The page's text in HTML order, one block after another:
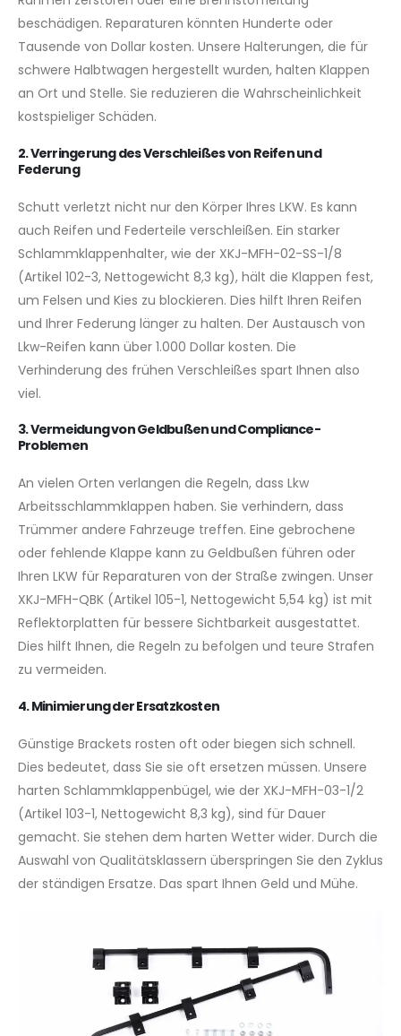
beschädigen. Reparaturen könnten Hunderte oder
Tausende von Dollar kosten. Unsere Halterungen, die für
schwere Halbtwagen hergestellt wurden, halten Klappen
an Ort und Stelle. Sie reduzieren die Wahrscheinlichkeit
kostspieliger Schäden.
2. Verringerung des Verschleißes von Reifen und
Federung
Schutt verletzt nicht nur den Körper Ihres LKW. Es kann
auch Reifen und Federteile verschleißen. Ein starker
Schlammklappenhalter, wie der XKJ-MFH-02-SS-1/8
(Artikel 102-3, Nettogewicht 8,3 kg), hält die Klappen fest,
um Felsen und Kies zu blockieren. Dies hilft Ihren Reifen
und Ihrer Federung länger zu halten. Der Austausch von
Lkw-Reifen kann über 1.000 Dollar kosten. Die
Verhinderung des frühen Verschleißes spart Ihnen also
viel.
3. Vermeidung von Geldbußen und Compliance-
Problemen
An vielen Orten verlangen die Regeln, dass Lkw
Arbeitsschlammklappen haben. Sie verhindern, dass
Trümmer andere Fahrzeuge treffen. Eine gebrochene
oder fehlende Klappe kann zu Geldbußen führen oder
Ihren LKW für Reparaturen von der Straße zwingen. Unser
XKJ-MFH-QBK (Artikel 105-1, Nettogewicht 5,54 kg) ist mit
Reflektorplatten für bessere Sichtbarkeit ausgestattet.
Dies hilft Ihnen, die Regeln zu befolgen und teure Strafen
zu vermeiden.
4. Minimierung der Ersatzkosten
Günstige Brackets rosten oft oder biegen sich schnell.
Dies bedeutet, dass Sie sie oft ersetzen müssen. Unsere
harten Schlammklappenbügel, wie der XKJ-MFH-03-1/2
(Artikel 103-1, Nettogewicht 8,3 kg), sind für Dauer
gemacht. Sie stehen dem harten Wetter wider. Durch die
Auswahl von Qualitätsklassern überspringen Sie den Zyklus
der ständigen Ersatze. Das spart Ihnen Geld und Mühe.